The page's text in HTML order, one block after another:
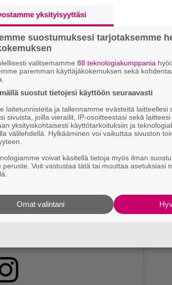
yksityisyyttäsi
suostumuksesi tarjotaksemme
valitsemamme 88 teknologiakumppania
paremman käyttäjäkokemuksen sekä
suostut tietojesi käyttöön seuraavasti
laitetunnisteita ja tallennamme evästeitä laitteellesi
sivuista, joilla vierailit, IP-osoitteestasi sekä
yksityiskohtaisesti käyttötarkoituksiin ja
välilehdellä. Hylkääminen voi vaikuttaa sivuston
voivat käsitellä tietoja myös ilman
peruste. Voit vastustaa tätä tai muuttaa asetuksiasi
Omat valintani